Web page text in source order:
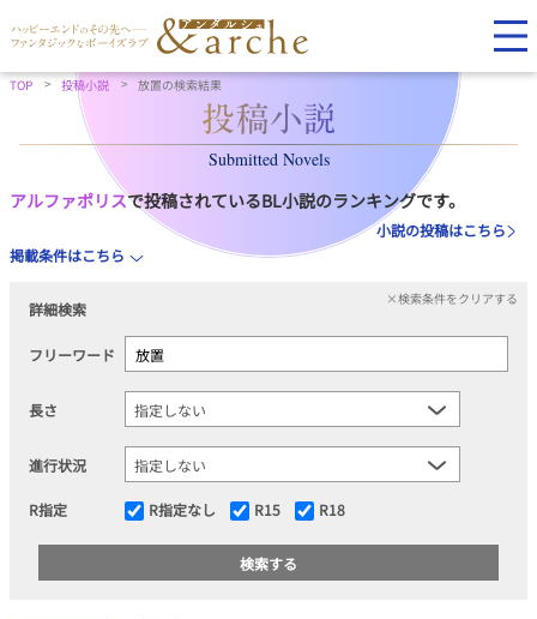
TOP 投稿小説 放置の検索結果
Submitted Novels
アルファポリスで投稿されているBL小説のランキングです。
小説の投稿はこちら
掲載条件はこちら
詳細検索
×検索条件をクリアする
フリーワード
長さ
進行状況
R指定 R指定なし R15 R18